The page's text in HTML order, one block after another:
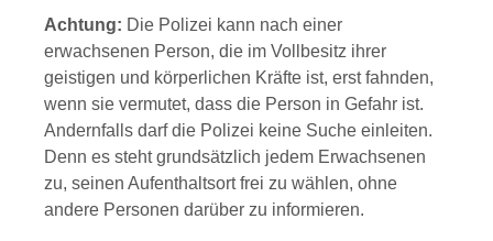
Achtung: Die Polizei kann nach einer
erwachsenen Person, die im Vollbesitz ihrer
geistigen und körperlichen Kräfte ist, erst fahnden,
wenn sie vermutet, dass die Person in Gefahr ist.
Andernfalls darf die Polizei keine Suche einleiten.
Denn es steht grundsätzlich jedem Erwachsenen
zu, seinen Aufenthaltsort frei zu wählen, ohne
andere Personen darüber zu informieren.